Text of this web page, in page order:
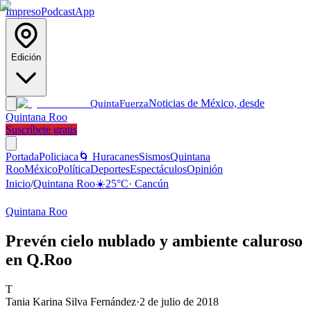
ImpresoPodcastApp
Edición
QuintaFuerzaNoticias de México, desde
Quintana Roo
Suscríbete gratis
PortadaPoliciaca 🌀 HuracanesSismosQuintana
RooMéxicoPolíticaDeportesEspectáculosOpinión
Inicio/Quintana Roo☀️25°C· Cancún
Quintana Roo
Prevén cielo nublado y ambiente caluroso
en Q.Roo
T
Tania Karina Silva Fernández·2 de julio de 2018